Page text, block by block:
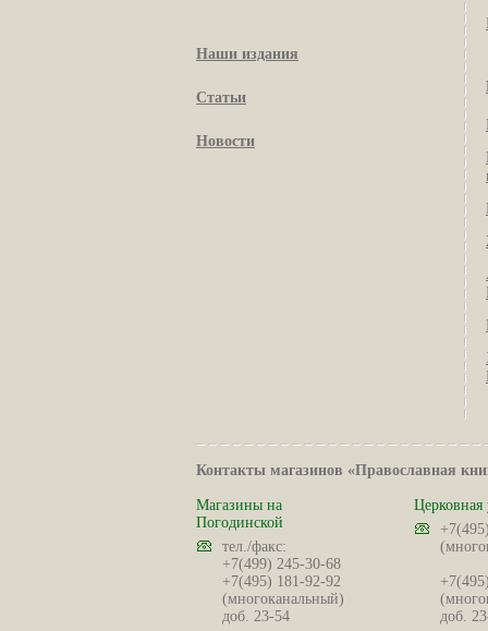
Наши издания
Статьи
Новости
Контакты магазинов «Православная
Магазины на
Погодинской
тел./факс:
+7(499) 245-30-68
+7(495) 181-92-92
(многоканальный)
доб. 23-54
Церковная
доб.